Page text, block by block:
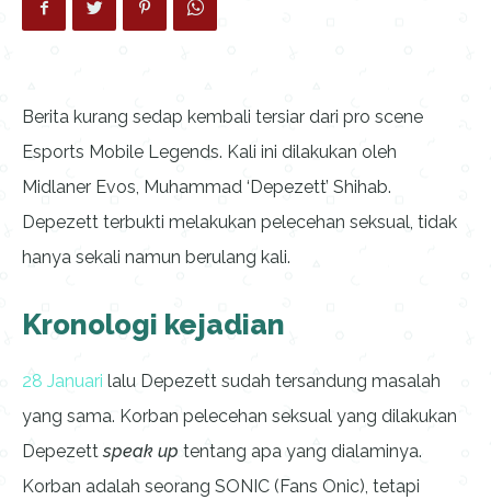
Berita kurang sedap kembali tersiar dari pro scene
Esports Mobile Legends. Kali ini dilakukan oleh
Midlaner Evos, Muhammad ‘Depezett’ Shihab.
Depezett terbukti melakukan pelecehan seksual, tidak
hanya sekali namun berulang kali.
Kronologi kejadian
28 Januari lalu Depezett sudah tersandung masalah
yang sama. Korban pelecehan seksual yang dilakukan
Depezettspeak up tentang apa yang dialaminya.
Korban adalah seorang SONIC (Fans Onic), tetapi